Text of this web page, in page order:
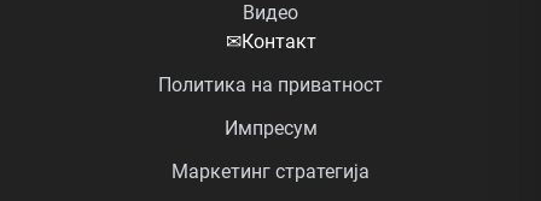
Видео
✉Контакт
Политика на приватност
Импресум
Маркетинг стратегија